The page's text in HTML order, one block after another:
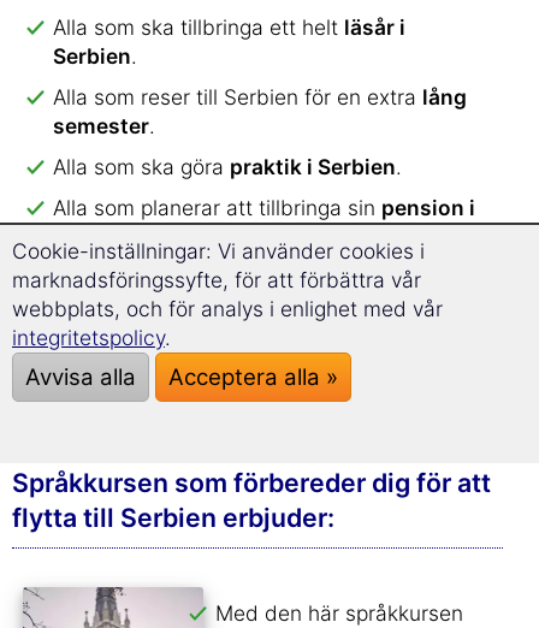
Alla som ska tillbringa ett helt läsår i
Serbien.
Alla som reser till Serbien för en extra lång
semester.
Alla som ska göra praktik i Serbien.
Alla som planerar att tillbringa sin pension i
Med specialordförrådet för att flytta utomlands
lär du dig mer än 2.000 ord och uttryck.
Kursens innehåll är sorterat utefter teman och är
perfekt anpassat för enoptimal inlärning
Språkkursen som förbereder dig för att
flytta till Serbien erbjuder:
Med den här språkkursen
Cookie-inställningar: Vi använder cookies i
marknadsföringssyfte, för att förbättra vår
webbplats, och för analys i enlighet med vår
integritetspolicy.
Avvisa alla Acceptera alla »